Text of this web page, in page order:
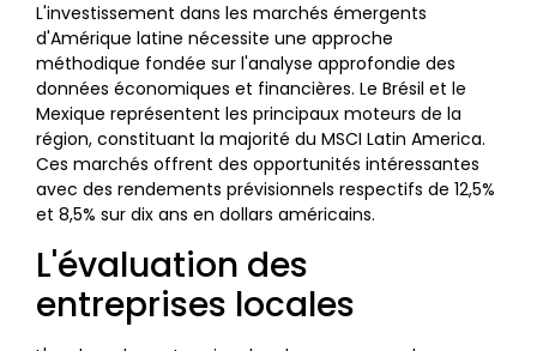
L'investissement dans les marchés émergents
d'Amérique latine nécessite une approche
méthodique fondée sur l'analyse approfondie des
données économiques et financières. Le Brésil et le
Mexique représentent les principaux moteurs de la
région, constituant la majorité du MSCI Latin America.
Ces marchés offrent des opportunités intéressantes
avec des rendements prévisionnels respectifs de 12,5%
et 8,5% sur dix ans en dollars américains.
L'évaluation des
entreprises locales